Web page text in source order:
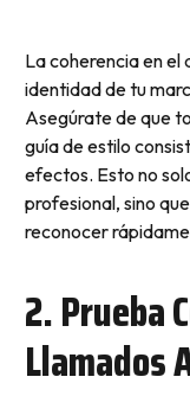
La coherencia en
identidad de tu
Asegúrate de que
guía de estilo
efectos. Esto no
profesional, sino
reconocer
2. Prueba
Llamados